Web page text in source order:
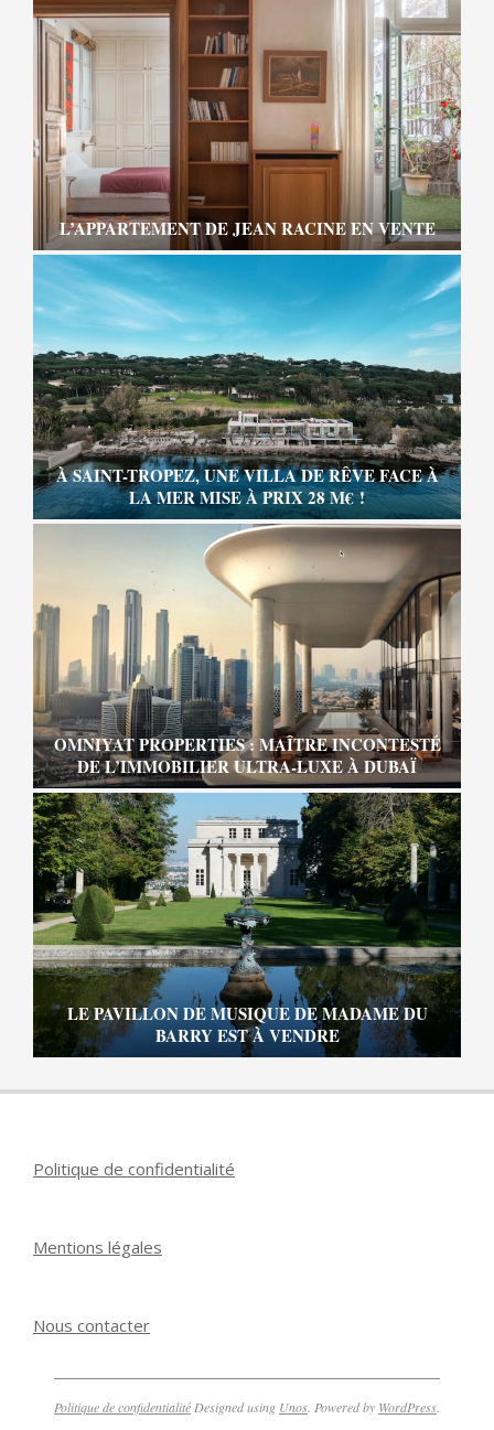
L’APPARTEMENT DE JEAN RACINE EN VENTE
À SAINT-TROPEZ, UNE VILLA DE RÊVE FACE À
LA MER MISE À PRIX 28 M€ !
OMNIYAT PROPERTIES : MAÎTRE INCONTESTÉ
DE L’IMMOBILIER ULTRA-LUXE À DUBAÏ
LE PAVILLON DE MUSIQUE DE MADAME DU
BARRY EST À VENDRE
Politique de confidentialité
Mentions légales
Nous contacter
Politique de confidentialitéDesigned using Unos. Powered by WordPress.